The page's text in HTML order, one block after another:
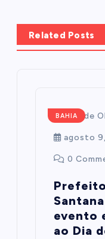
Related Posts
BAHIA
Mairim de
agosto
0
evento
ao Dia